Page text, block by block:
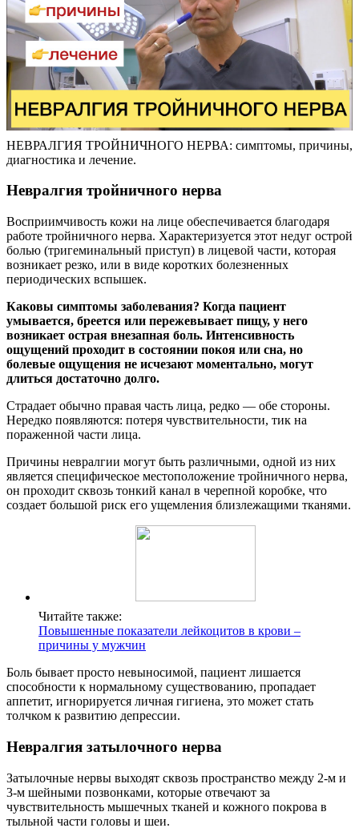
НЕВРАЛГИЯ ТРОЙНИЧНОГО НЕРВА: симптомы, причины,
диагностика и лечение.
Невралгия тройничного нерва
Восприимчивость кожи на лице обеспечивается благодаря
работе тройничного нерва. Характеризуется этот недуг острой
болью (тригеминальный приступ) в лицевой части, которая
возникает резко, или в виде коротких болезненных
периодических вспышек.
Каковы симптомы заболевания? Когда пациент
умывается, бреется или пережевывает пищу, у него
возникает острая внезапная боль. Интенсивность
ощущений проходит в состоянии покоя или сна, но
болевые ощущения не исчезают моментально, могут
длиться достаточно долго.
Страдает обычно правая часть лица, редко — обе стороны.
Нередко появляются: потеря чувствительности, тик на
пораженной части лица.
Причины невралгии могут быть различными, одной из них
является специфическое местоположение тройничного нерва,
он проходит сквозь тонкий канал в черепной коробке, что
создает большой риск его ущемления близлежащими тканями.
Читайте также:
Повышенные показатели лейкоцитов в крови –
причины у мужчин
Боль бывает просто невыносимой, пациент лишается
способности к нормальному существованию, пропадает
аппетит, игнорируется личная гигиена, это может стать
толчком к развитию депрессии.
Невралгия затылочного нерва
Затылочные нервы выходят сквозь пространство между 2-м и
3-м шейными позвонками, которые отвечают за
чувствительность мышечных тканей и кожного покрова в
тыльной части головы и шеи.